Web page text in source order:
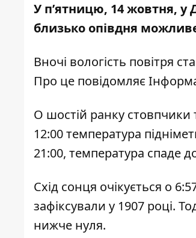
У п’ятницю, 14 жовтня, у
близько опівдня
Вночі вологість повітря
Про це повідомляє
О шостій ранку стовпчики
12:00 температура
21:00, температура спаде
Схід сонця очікується о
зафіксували у 1907 році.
нижче нуля.